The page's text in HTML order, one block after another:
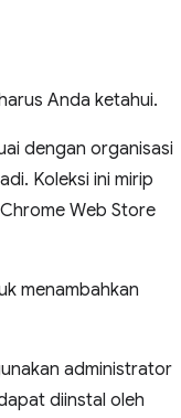
Anda ketahui.
dengan organisasi
Koleksi ini mirip
Web Store
menambahkan
administrator
diinstal oleh